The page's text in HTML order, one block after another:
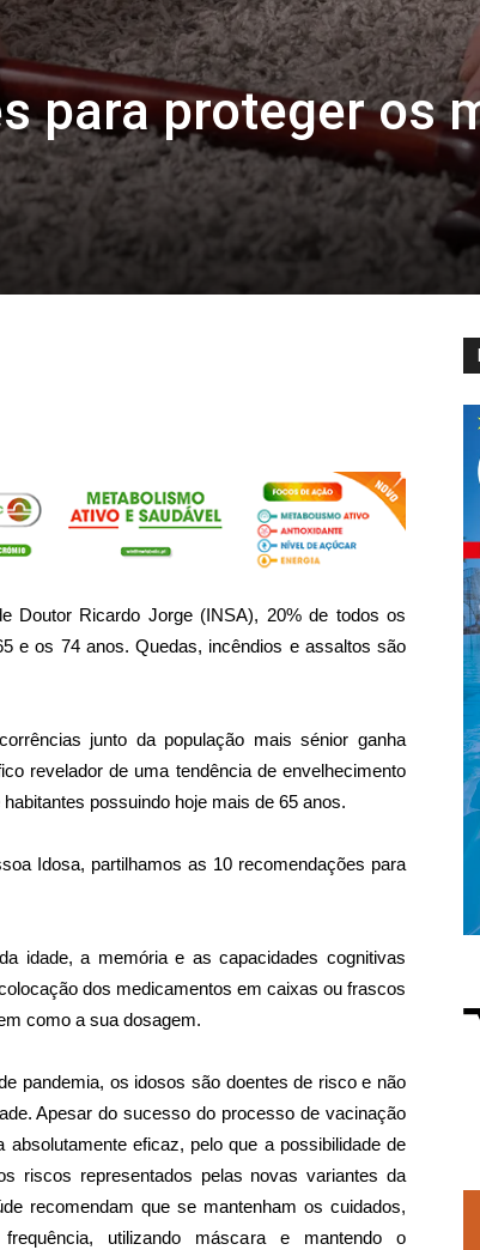
para proteger os
Doutor Ricardo Jorge (INSA), 20% de todos os
e os 74 anos. Quedas, incêndios e assaltos são
junto da população mais sénior ganha
revelador de uma tendência de envelhecimento
possuindo hoje mais de 65 anos.
Idosa, partilhamos as 10 recomendações para
idade, a memória e as capacidades cognitivas
dos medicamentos em caixas ou frascos
como a sua dosagem.
pandemia, os idosos são doentes de risco e não
Apesar do sucesso do processo de vacinação
eficaz, pelo que a possibilidade de
riscos representados pelas novas variantes da
recomendam que se mantenham os cuidados,
utilizando máscara e mantendo o